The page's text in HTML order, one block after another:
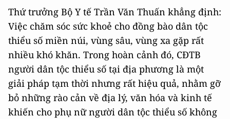
Thứ trưởng Bộ Y tế Trần Văn Thuấn khẳng định:
Việc chăm sóc sức khoẻ cho đồng bào dân tộc
thiểu số miền núi, vùng sâu, vùng xa gặp rất
nhiều khó khăn. Trong hoàn cảnh đó, CĐTB
người dân tộc thiểu số tại địa phương là một
giải pháp tạm thời nhưng rất hiệu quả, nhằm gỡ
bỏ những rào cản về địa lý, văn hóa và kinh tế
khiến cho phụ nữ người dân tộc thiểu số không